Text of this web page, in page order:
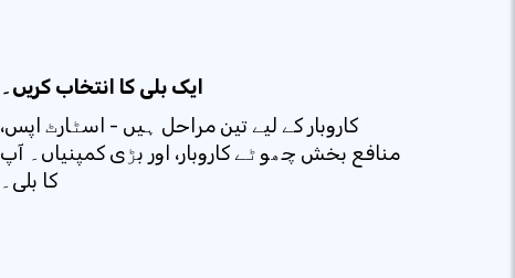
ایک بلی کا انتخاب کریں۔
کاروبار کے لیے تین مراحل ہیں - اسٹارٹ اپس،
منافع بخش چھوٹے کاروبار، اور بڑی کمپنیاں۔ آپ
کا بلی۔